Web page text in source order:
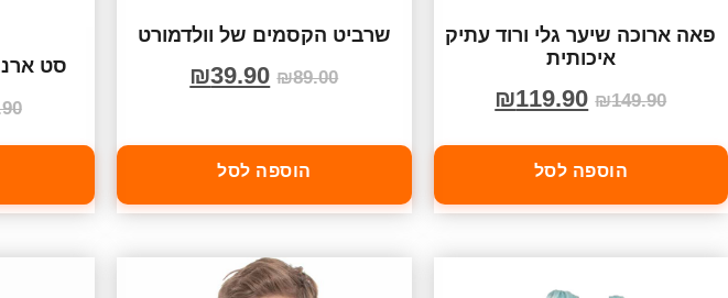
פאה ארוכה שיער גלי ורוד עתיק
איכותית
₪149.90
₪119.90
הוספה לסל
שרביט הקסמים של וולדמורט
₪89.00
₪39.90
הוספה לסל
סט